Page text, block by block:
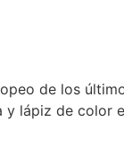
de los
lápiz de color